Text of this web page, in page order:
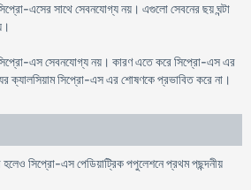
এসের সাথে সেবনযোগ্য নয়। এগুলো সেবনের ছয় ঘন্টা
এস সেবনযোগ্য নয়। কারণ এতে করে সিপ্রো-এস এর
ক্যালসিয়াম সিপ্রো-এস এর শোষণকে প্রভাবিত করে না।
হলেও সিপ্রো-এস পেডিয়াট্রিক পপুলেশনে প্রথম পছন্দনীয়